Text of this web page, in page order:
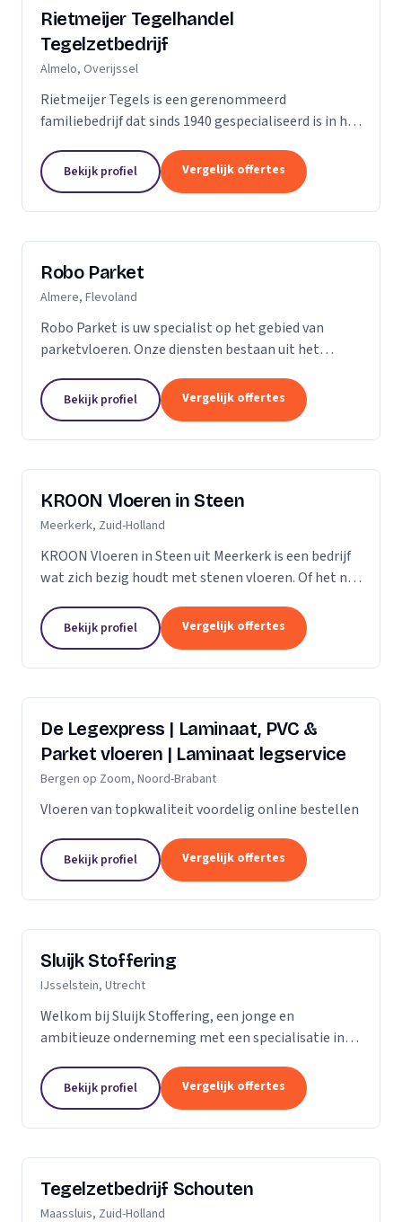
Rietmeijer Tegelhandel
Tegelzetbedrijf
Almelo, Overijssel
Rietmeijer Tegels is een gerenommeerd
familiebedrijf dat sinds 1940 gespecialiseerd is in het
Met een rijke geschiedenis en een passie voor...
Bekijk profiel Vergelijk offertes
Robo Parket
Almere, Flevoland
Robo Parket is uw specialist op het gebied van
parketvloeren. Onze diensten bestaan uit het
parketvloeren. Voor ons is elke parketvloer uniek en
verdient daarom...
Bekijk profiel Vergelijk offertes
KROON Vloeren in Steen
Meerkerk, Zuid-Holland
KROON Vloeren in Steen uit Meerkerk is een bedrijf
wat zich bezig houdt met stenen vloeren. Of het nu
tegelzetters, vloerverwarming, onderhoud,...
Bekijk profiel Vergelijk offertes
De Legexpress | Laminaat, PVC &
Parket vloeren | Laminaat legservice
Bergen op Zoom, Noord-Brabant
Vloeren van topkwaliteit voordelig online bestellen
Bekijk profiel Vergelijk offertes
Sluijk Stoffering
IJsselstein, Utrecht
Welkom bij Sluijk Stoffering, een jonge en
ambitieuze onderneming met een specialisatie in
kunnen we zeggen dat we al 20 jaar onze expertise...
Bekijk profiel Vergelijk offertes
Tegelzetbedrijf Schouten
Maassluis, Zuid-Holland